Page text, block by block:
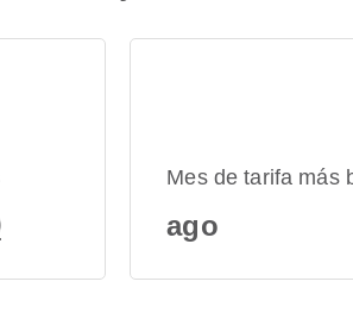
Mes de tarifa más
ago